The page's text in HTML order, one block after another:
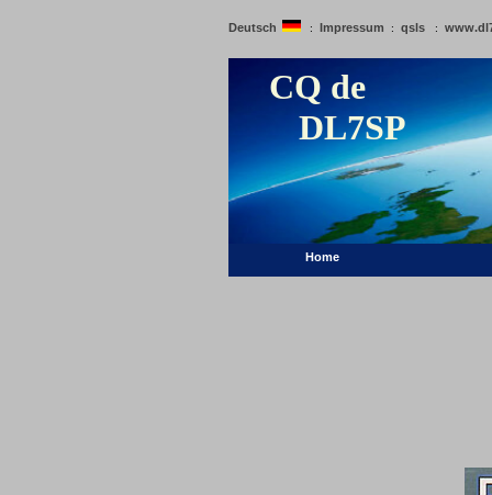
Deutsch : Impressum : qsls :
CQ de
DL7SP
Home